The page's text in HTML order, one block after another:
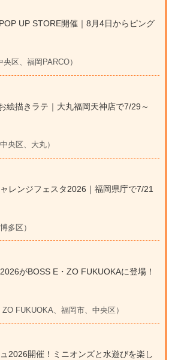
UP STORE開催｜8月4日からピング
区、福岡PARCO）
絵描きラテ｜大丸福岡天神店で7/29～
央区、大丸）
レンジフェスタ2026｜福岡県庁で7/21
多区）
がBOSS E・ZO FUKUOKAに登場！
FUKUOKA、福岡市、中央区）
2026開催！ミニオンズと水遊びを楽し